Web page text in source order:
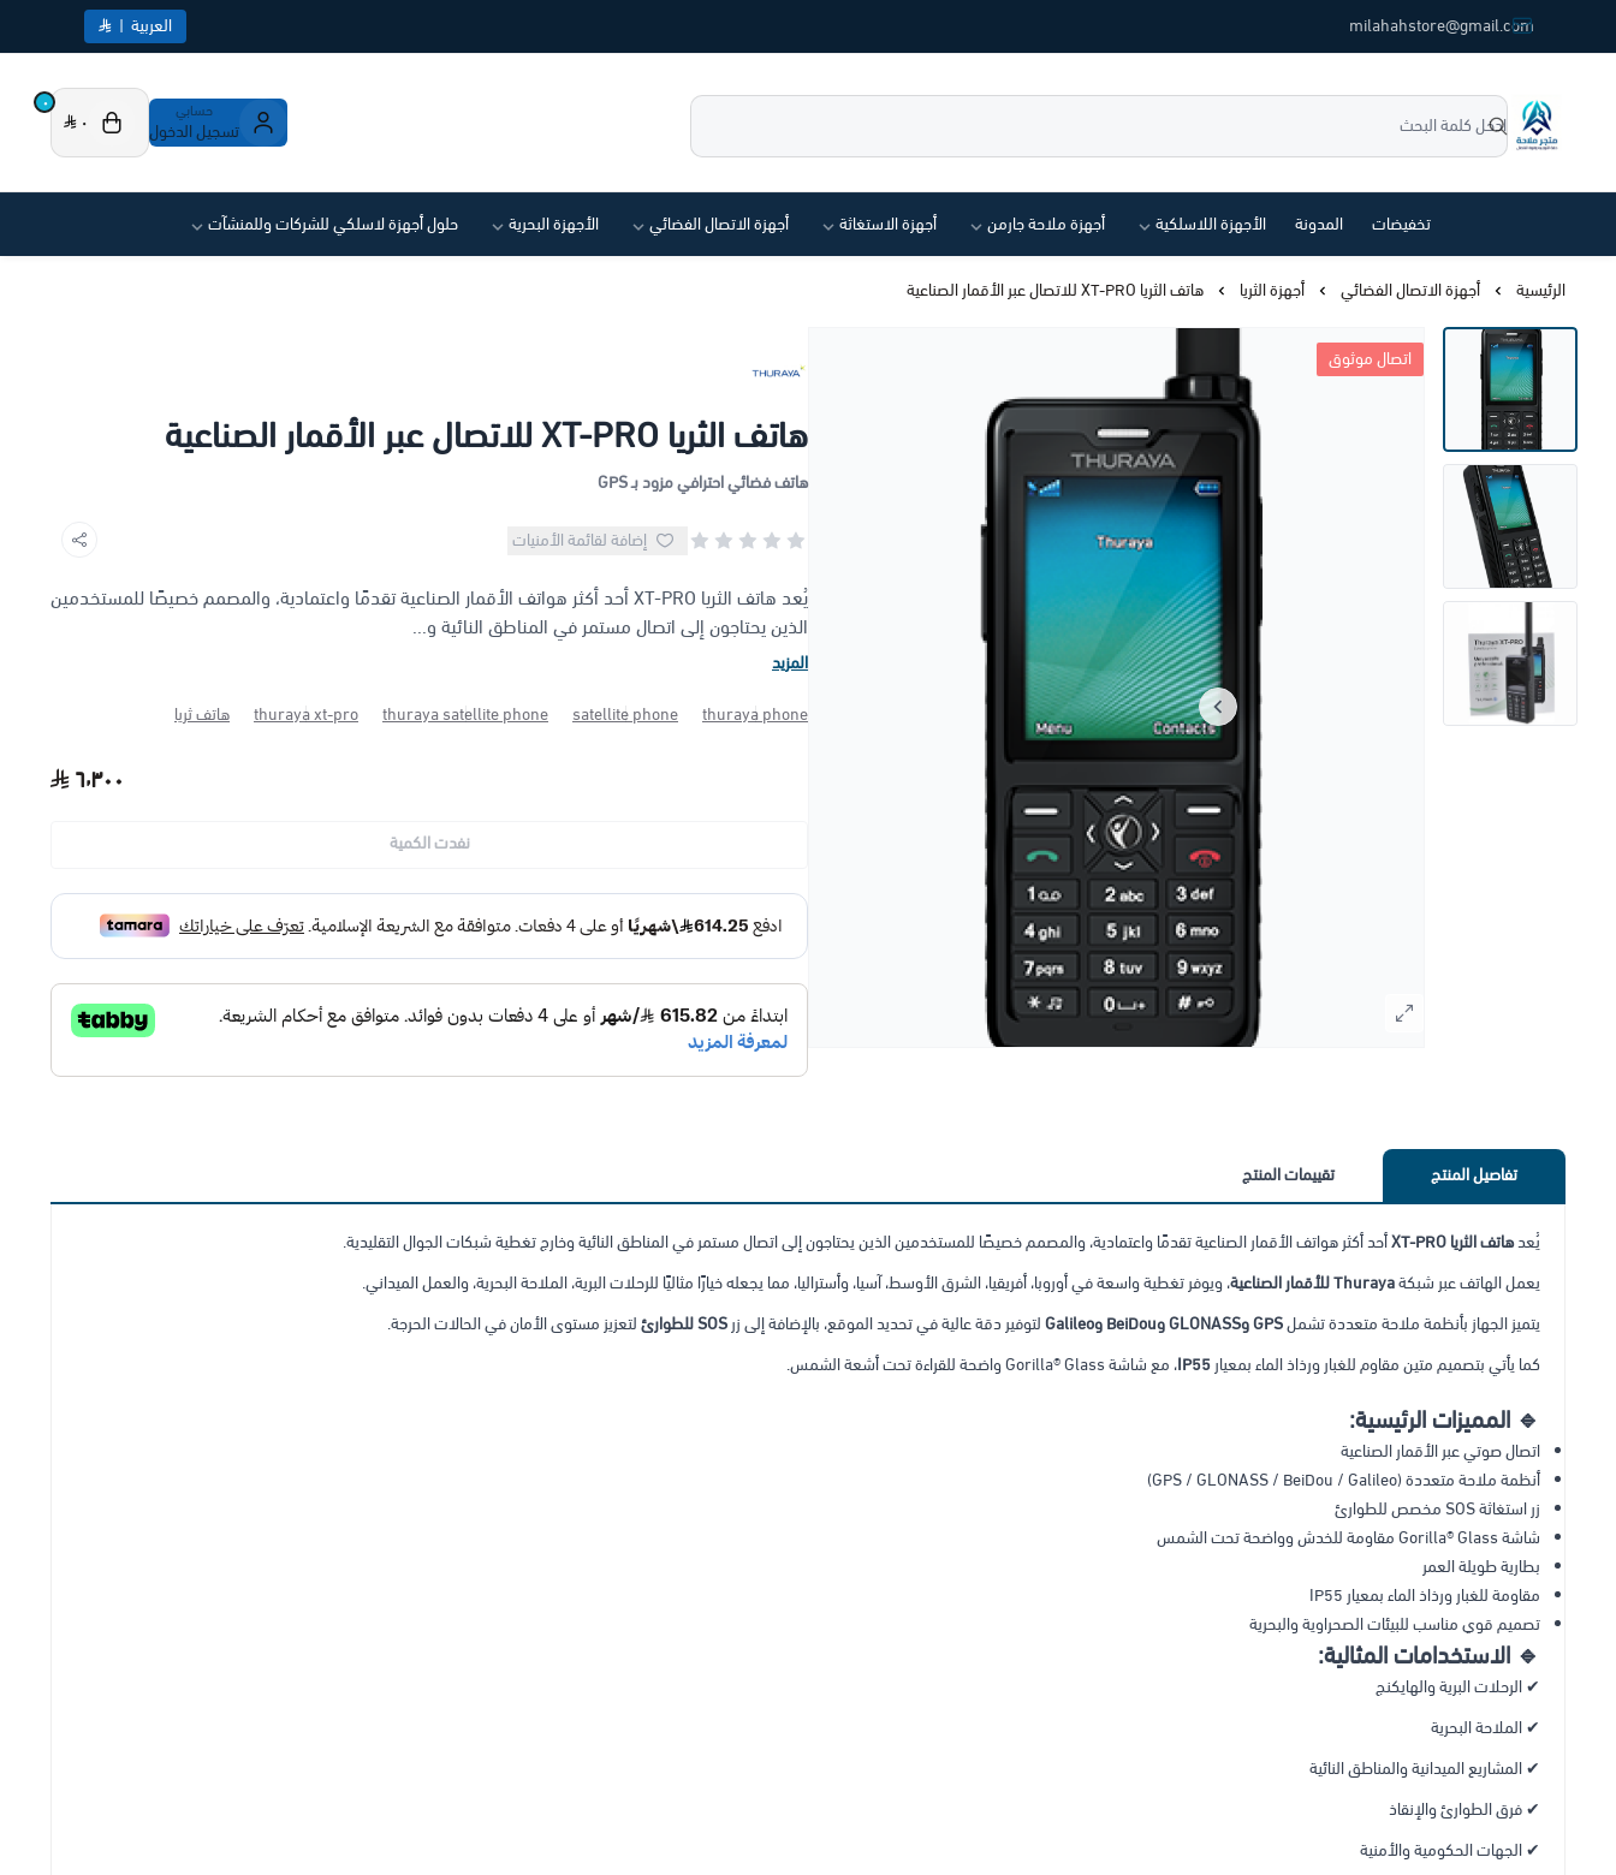
common.titles.skip_to_main_content
milahahstore@gmail.com العربية |
متجر ملاحة
حسابي
تسجيل الدخول
٠
٠
تخفيضات المدونة الأجهزة اللاسلكية أجهزة ملاحة جارمن أجهزة الاستغاثة أجهزة الاتصال الفضائي الأجهزة البحرية حلول أجهزة لاسلكي للشركات وللمنشآت
الرئيسية أجهزة الاتصال الفضائي أجهزة الثريا هاتف الثريا XT-PRO للاتصال عبر الأقمار الصناعية
اتصال موثوق
هاتف الثريا XT-PRO للاتصال عبر الأقمار الصناعية
هاتف فضائي احترافي مزود بـ GPS
إضافة لقائمة الأمنيات
يُعد هاتف الثريا XT-PRO أحد أكثر هواتف الأقمار الصناعية تقدمًا واعتمادية، والمصمم خصيصًا للمستخدمين
الذين يحتاجون إلى اتصال مستمر في المناطق النائية و...
المزيد
thuraya phone
satellite phone
thuraya satellite phone
thuraya xt-pro هاتف ثريا
٦٬٣٠٠
نفدت الكمية
تفاصيل المنتج تقييمات المنتج
يُعدهاتف الثريا XT-PRO
أحد أكثر هواتف الأقمار الصناعية تقدمًا واعتمادية، والمصمم خصيصًا للمستخدمين الذين يحتاجون إلى اتصال مستمر في المناطق النائية وخارج تغطية شبكات الجوال التقليدية.
يعمل الهاتف عبر شبكةThuraya للأقمار الصناعية
، ويوفر تغطية واسعة في أوروبا، أفريقيا، الشرق الأوسط، آسيا، وأستراليا، مما يجعله خيارًا مثاليًا للرحلات البرية، الملاحة البحرية، والعمل الميداني.
يتميز الجهاز بأنظمة ملاحة متعددة تشملGPS وGLONASS وBeiDou وGalileo لتوفير دقة عالية في تحديد الموقع، بالإضافة إلى زرSOS للطوارئ
لتعزيز مستوى الأمان في الحالات الحرجة.
كما يأتي بتصميم متين مقاوم للغبار ورذاذ الماء بمعيارIP55، مع شاشة Gorilla® Glass واضحة للقراءة تحت أشعة الشمس.
🔹 المميزات الرئيسية:
اتصال صوتي عبر الأقمار الصناعية
أنظمة ملاحة متعددة (GPS / GLONASS / BeiDou / Galileo)
زر استغاثة SOS مخصص للطوارئ
شاشة Gorilla® Glass مقاومة للخدش وواضحة تحت الشمس
بطارية طويلة العمر
مقاومة للغبار ورذاذ الماء بمعيار IP55
تصميم قوي مناسب للبيئات الصحراوية والبحرية
🔹 الاستخدامات المثالية:
✔ الرحلات البرية والهايكنج
✔ الملاحة البحرية
✔ المشاريع الميدانية والمناطق النائية
✔ فرق الطوارئ والإنقاذ
✔ الجهات الحكومية والأمنية